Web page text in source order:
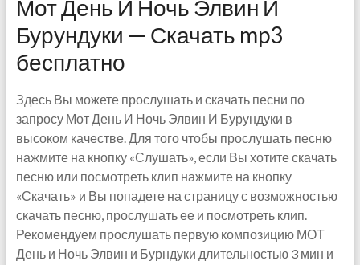
Мот День И Ночь Элвин И
Бурундуки — Скачать mp3
бесплатно
Здесь Вы можете прослушать и скачать песни по
запросу Мот День И Ночь Элвин И Бурундуки в
высоком качестве. Для того чтобы прослушать песню
нажмите на кнопку «Слушать», если Вы хотите скачать
песню или посмотреть клип нажмите на кнопку
«Скачать» и Вы попадете на страницу с возможностью
скачать песню, прослушать ее и посмотреть клип.
Рекомендуем прослушать первую композицию МОТ
День и Ночь Элвин и Бурндуки длительностью 3 мин и